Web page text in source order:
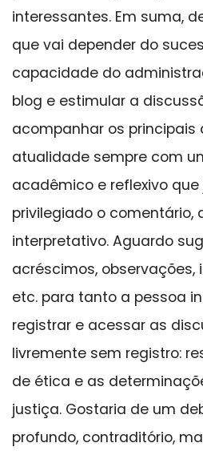
interessantes. Em suma,
que vai depender do
capacidade do
blog e estimular a
acompanhar os
atualidade sempre com
acadêmico e reflexivo
privilegiado o comentário,
interpretativo. Aguardo
acréscimos,
etc. para tanto a pessoa
registrar e acessar as
livremente sem registro:
de ética e as
justiça. Gostaria de um
profundo, contraditório,